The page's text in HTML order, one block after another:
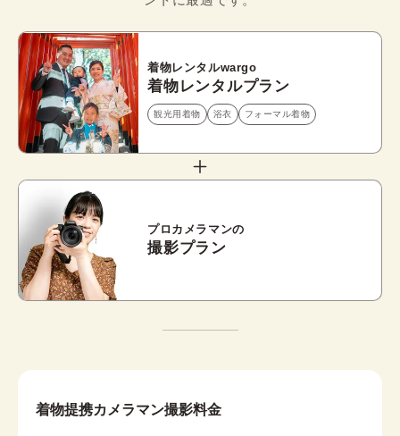
着物レンタルwargo
着物レンタルプラン
観光用着物 浴衣 フォーマル着物
プロカメラマンの
撮影プラン
着物提携カメラマン撮影料金